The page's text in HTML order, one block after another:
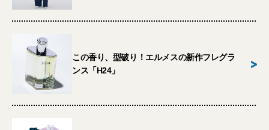
この香り、型破り！エルメスの新作フレグラ
ンス「H24」
>